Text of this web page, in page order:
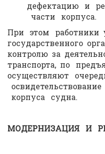
дефектацию и
части корпуса.
При этом работники
государственного
контролю за
транспорта, по
осуществляют
корпуса судна.
МОДЕРНИЗАЦИЯ И